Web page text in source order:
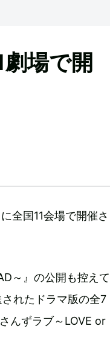
場で開
全国11会場で開催さ
～』の公開も控えて
れたドラマ版の全7
んずラブ～LOVE or